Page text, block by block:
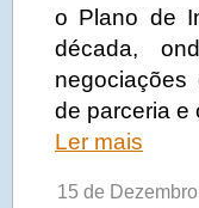
o Plano de
década,
de parceria e
Ler mais
15 de